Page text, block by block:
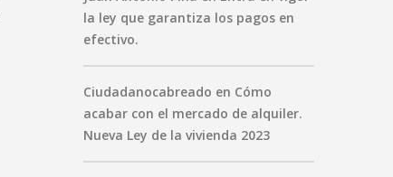
la ley que garantiza los pagos en
efectivo.
Ciudadanocabreado en Cómo
acabar con el mercado de alquiler.
Nueva Ley de la vivienda 2023